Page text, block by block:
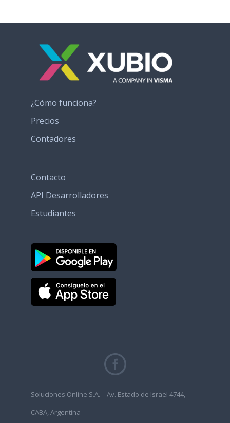
¿Cómo funciona?
Precios
Contadores
Contacto
API Desarrolladores
Estudiantes
Soluciones Online S.A. – Av. Estado de Israel 4744,
CABA, Argentina